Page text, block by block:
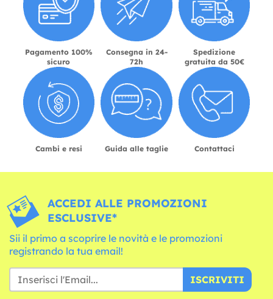
Pagamento 100%
sicuro
Consegna in 24-
72h
Spedizione
gratuita da 50€
Cambi e resi Guida alle taglie Contattaci
ACCEDI ALLE PROMOZIONI
ESCLUSIVE*
Sii il primo a scoprire le novità e le promozioni
registrando la tua email!
ISCRIVITI